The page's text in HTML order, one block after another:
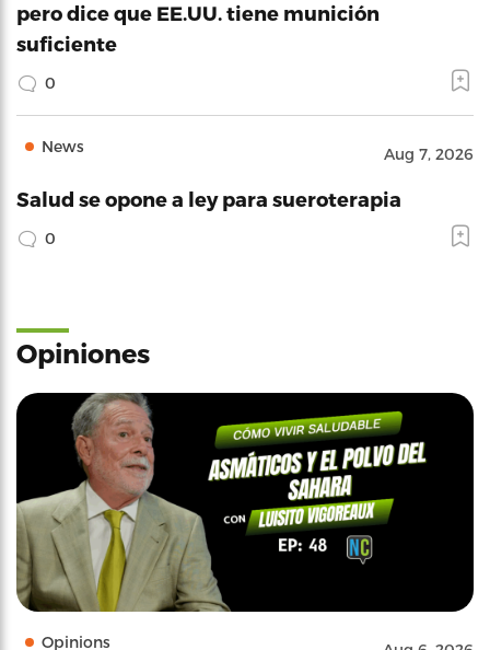
pero dice que EE.UU. tiene munición
suficiente
0
News Aug 7, 2026
Salud se opone a ley para sueroterapia
0
Opiniones
Opinions